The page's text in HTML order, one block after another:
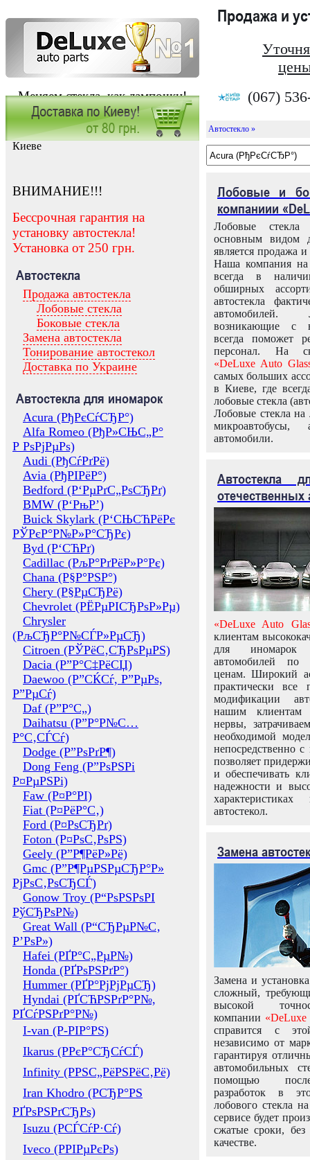
Меняем стекла, как лампочки!
Продажа и
(067)
Заказать установку автостекла в
Киеве
ВНИМАНИЕ!!!
Бессрочная гарантия на
установку автостекла!
Установка от 250 грн.
Автостекла
Продажа автостекла
Лобовые стекла
Боковые стекла
Замена автостекла
Тонирование автостекол
Доставка по Украине
Автостекла для иномарок
Acura (РђРєСѓСЂР°)
Alfa Romeo (РђР»СЊС„Р°
Р РѕРјРµРѕ)
Audi (РђСѓРґРё)
Avia (РђРІРёР°)
Bedford (Р‘РµРґС„РѕСЂРґ)
BMW (Р‘РњР’)
Buick Skylark (Р‘СЊСЋРёРє
РЎРєР°Р№Р»Р°СЂРє)
Byd (Р‘СЋРґ)
Cadillac (РљР°РґРёР»Р°Рє)
Chana (Р§Р°РЅР°)
Chery (Р§РµСЂРё)
Chevrolet (РЁРµРІСЂРѕР»Рµ)
Chrysler
(РљСЂР°Р№СЃР»РµСЂ)
Citroen (РЎРёС‚СЂРѕРµРЅ)
Dacia (Р”Р°С‡РёСЏ)
Daewoo (Р”СЌСѓ, Р”РµРѕ,
Р”РµСѓ)
Daf (Р”Р°С„)
Daihatsu (Р”Р°Р№С…
Р°С‚СЃСѓ)
Dodge (Р”РѕРґР¶)
Dong Feng (Р”РѕРЅРі
Р¤РµРЅРі)
Faw (Р¤Р°РІ)
Fiat (Р¤РёР°С‚)
Ford (Р¤РѕСЂРґ)
Foton (Р¤РѕС‚РѕРЅ)
Geely (Р”Р¶РёР»Рё)
Gmc (Р”Р¶РµРЅРµСЂР°Р»
РјРѕС‚РѕСЂСЃ)
Gonow Troy (Р“РѕРЅРѕРІ
РўСЂРѕР№)
Great Wall (Р“СЂРµР№С‚
Р’РѕР»)
Hafei (РҐР°С„РµР№)
Honda (РҐРѕРЅРґР°)
Hummer (РҐР°РјРјРµСЂ)
Hyndai (РҐСЋРЅРґР°Р№,
РҐСѓРЅРґР°Р№)
I-van (Р-РІР°РЅ)
Ikarus (РРєР°СЂСѓСЃ)
Infinity (РРЅС„РёРЅРёС‚Рё)
Iran Khodro (РСЂР°РЅ
РҐРѕРЅРґСЂРѕ)
Isuzu (РСЃСѓР·Сѓ)
Iveco (РРІРµРєРѕ)
Автостекло »
Лобовые и
компаниии
Лобовые
основным видом
является продажа и
Наша компания на
всегда в
обширных
автостекла
возникающие с
всегда поможет
персонал. На
«DeLuxe Auto
самых больших
в Киеве, где
лобовые стекла
Лобовые стекла на
микроавтобусы,
автомобили.
Автостекла
отечественных
«DeLuxe Auto
клиентам
для иномарок
автомобилей
ценам. Широкий
практически все
модификации
нашим клиентам
нервы,
необходимой
непосредственно
позволяет
и обеспечивать
надежности и
автостекол.
Замена
Замена и
сложный,
высокой
компании «DeLuxe
справится с
независимо от
гарантируя
автомобильных
помощью
разработок в
лобового стекла
сервисе будет
сжатые сроки,
качестве.